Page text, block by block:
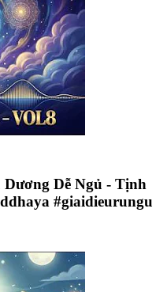
Dễ Ngủ - Tịnh
#giaidieurungu